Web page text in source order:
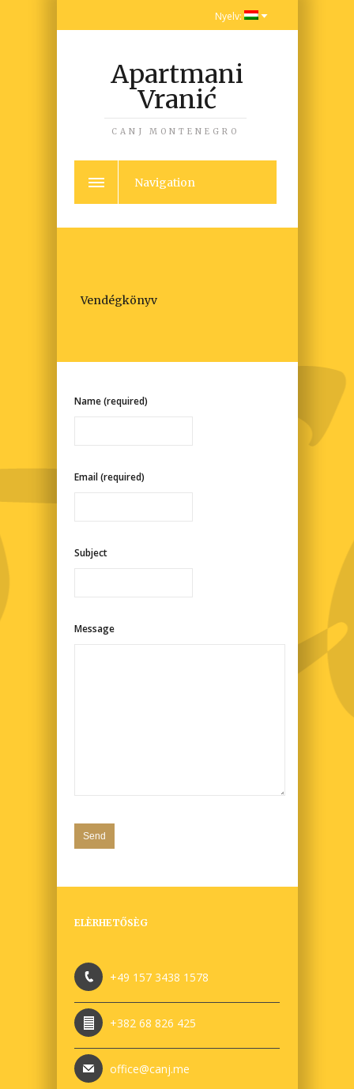
Nyelv:
Apartmani
Vranić
CANJ MONTENEGRO
Navigation
Vendégkönyv
Name (required)
Email (required)
Subject
Message
ELÈRHETŐSÈG
+49 157 3438 1578
+382 68 826 425
office@canj.me